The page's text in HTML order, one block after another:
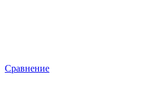
Сравнение